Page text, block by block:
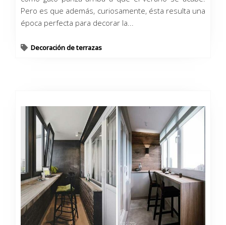
Pero es que además, curiosamente, ésta resulta una
época perfecta para decorar la...
Decoración de terrazas